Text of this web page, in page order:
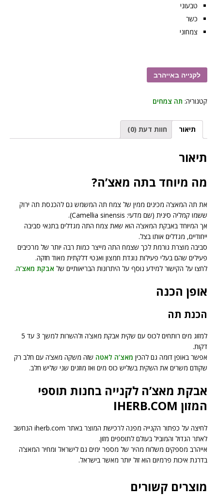
טבעוני
כשר
צמחוני
לקנייה באייהרב
קטגוריה: תה צמחים
תיאור חוות דעת (0)
תיאור
מה מיוחד בתה מאצ’ה?
את תה המאצ’ה מכינים ממין של צמח תה המשמש גם להכנסת תה ירוק
ששמו קמליה סינית (שם מדעי: Camellia sinensis).
אך המיוחד באבקת המאצ’ה הוא שאת צמח התה מגדלים בתנאי סביבה
ייחודיים, מגדלים אותו בצל.
סביבה מוצרת גורמת לכך שצמח התה מייצר כמות רבה יותר של מרכיבים
פעילים שהם בעלי פעילות נוגדת חמצון ואנטי דלקתית מאוד חזקה.
לחצו על הקישור למידע נוסף על היתרונות הבריאותיים של אבקת מאצ’ה.
אופן הכנה
הכנת תה
למזוג מים רותחים לכוס עם שקית אבקת מאצ’ה ולהשרות למשך 3 עד 5
דקות.
אפשר באופן דומה גם להכין מאצ’ה לאטה שזה משקה מאצ’ה עם חלב רק
שקודם משרים את השקית בשליש כוס מים ואז מוזגים שני שליש חלב.
אבקת מאצ’ה לקנייה בחנות תוספי
המזון IHERB.COM
לחיצה על כפתור הקנייה מפנה לרכישת המוצר באתר iherb.com הנחשב
לאתר הגדול והמוביל בעולם לתוספים מזון.
אייהרב מספקים משלוח מהיר של מספר ימים גם לישראל ומחיר המאצ’ה
בדרגת איכות פרמיום הוא זול יותר מאשר בישראל.
מוצרים קשורים